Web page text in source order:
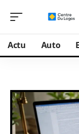
Actu Auto